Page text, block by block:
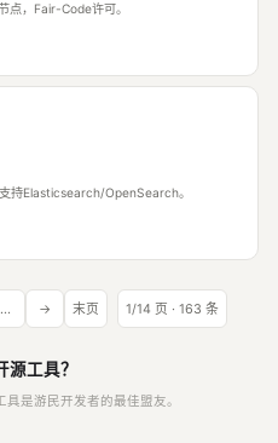
点，Fair-Code许可。
持Elasticsearch/OpenSearch。
... → 末页 1/14 页 · 163 条
工具？
是游民开发者的最佳盟友。